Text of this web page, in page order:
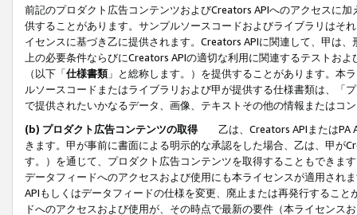
前記のプロダクト広告コンテンツおよびCreators APIへのアクセスに
供することがあります。サンプルソースコードおよびライブラリはそ
イセンスに基づき乙に提供されます。Creators APIに関連して、甲は
上の必要条件ならびにCreators APIの適切な利用に関連するテストお
（以下「仕様書類」と総称します。）を提供することがあります。本
ルソースコードまたはライブラリおよび甲が提供する仕様書類は、「
で提供されたいかなるデータ、画像、テキストその他の情報またはコ
(b) プロダクト広告コンテンツの取得
乙は、Creators APIまたはPA
きます。甲が事前に書面による明示的な承認をした場合、乙は、甲が
す。）を通じて、プロダクト広告コンテンツを取得することもできま
データフィードへのアクセスおよび使用にも本ライセンスが適用され
APIもしくはデータフィードの仕様を変更、廃止または再発行するこ
ドへのアクセスおよび使用が、その時点で最新の要件（本ライセン